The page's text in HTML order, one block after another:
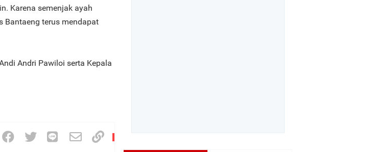
Karena semenjak ayah
Bantaeng terus mendapat
Andri Pawiloi serta Kepala